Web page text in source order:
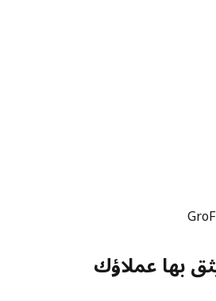
بها عملاؤك